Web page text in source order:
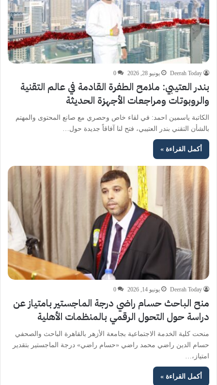
Deerah Today يونيو 28, 2026 0
بندر العتيبي: ملامح الطفرة القادمة في عالم التقنية
والروبوتات ومراجعات الأجهزة الحديثة
الكاتبة ياسمين احمد: في لقاء خاص وحصري مع صانع المحتوى والمهتم
بالشأن التقني بندر العتيبي، فتح لنا آفاقاً جديدة حول…
أكمل القراءة »
Deerah Today يونيو 14, 2026 0
منح الباحث حسام راضي درجة الماجستير بامتياز عن
دراسة حول التحول الرقمي بالمنظمات الأهلية
منحت كلية الخدمة الاجتماعية بجامعة الأزهر بالقاهرة الباحث والصحفي
حسام الدين راضي محمد راضي «حسام راضي» درجة الماجستير بتقدير
امتياز،…
أكمل القراءة »